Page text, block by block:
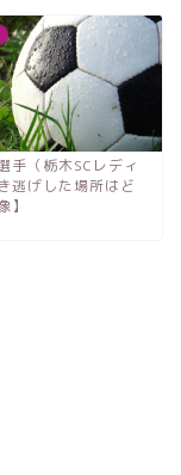
手（栃木SCレディ
逃げした場所はど
】